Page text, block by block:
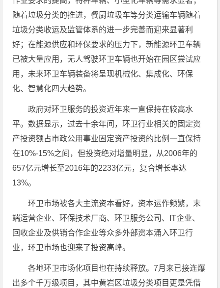
随着垃圾分类的推进，餐厨垃圾车等分类运输车辆随着
垃圾分类收运及监管体系的进一步完善而迎来显著利
好；在能源供应和环保要求的压力下，新能源环卫车辆
已被大量应用，无人驾驶环卫车辆也开始在园区尝试应
用，未来环卫车辆装备将呈现机械化、集成化、环保
化、智慧化四大趋势。
政府对环卫服务的投资近年来一直保持在较高水
平。数据显示，过去十余年间，环卫行业相关的固定资
产投资额占市政公用事业固定资产投资的比例一直保持
在10%-15%之间，但投资绝对增量明显，从2006年的
657亿元增长至2016年的2233亿元，复合增长率达
13%。
环卫市场被各大主流资本看好，资本运作频繁，末
端运营企业、环保技术厂商、环卫服务公司、IT企业、
回收企业及供销合作企业等众多外部资本涌入环卫行
业，环卫市场也迎来了投资高峰。
各地环卫市场化项目也在持续释放。7月来已接连爆
出多个千万级项目，其中黄岩区垃圾分类项目更是凭借